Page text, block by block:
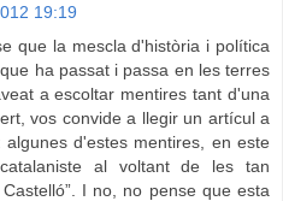
19:19
que la mescla d'història i política
ha passat i passa en les terres
a escoltar mentires tant d'una
vos convide a llegir un artícul a
d'estes mentires, en este
al voltant de les tan
I no, no pense que esta